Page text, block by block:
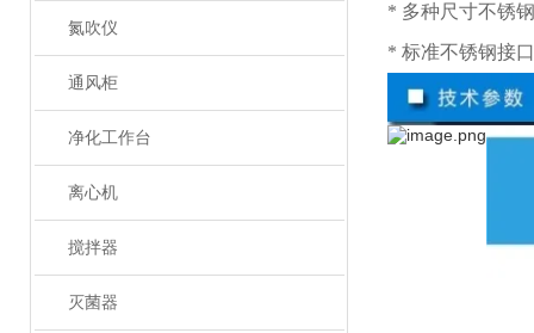
氮吹仪
通风柜
净化工作台
离心机
搅拌器
灭菌器
* 多种尺寸不锈
* 标准不锈钢接